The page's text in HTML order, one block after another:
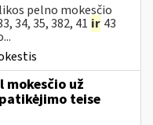
pelno mokesčio
34, 35, 382, 41 ir 43
mokesčio už
teise